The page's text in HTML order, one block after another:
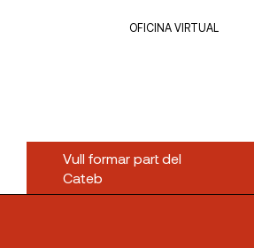
OFICINA VIRTUAL
Vull formar part del
Cateb